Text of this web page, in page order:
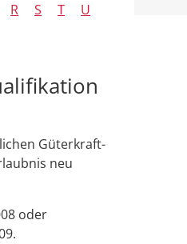
R S T
U
Güterkraft-
neu
oder